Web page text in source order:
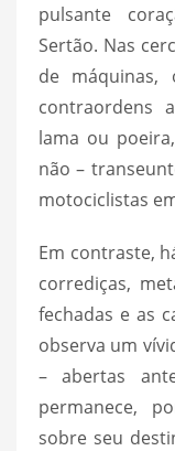
pulsante
Sertão. Nas
de máquinas,
contraordens
lama ou
não –
motociclistas
Em contraste,
corrediças,
fechadas e as
observa um
– abertas
permanece,
sobre seu